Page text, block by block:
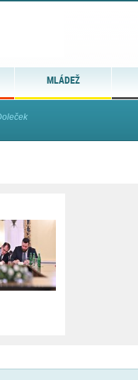
MLÁDEŽ